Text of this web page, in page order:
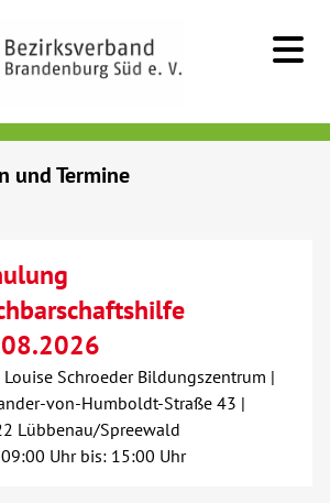
und Termine
Louise Schroeder Bildungszentrum |
von-Humboldt-Straße 43 |
Lübbenau/Spreewald
Uhr bis: 15:00 Uhr